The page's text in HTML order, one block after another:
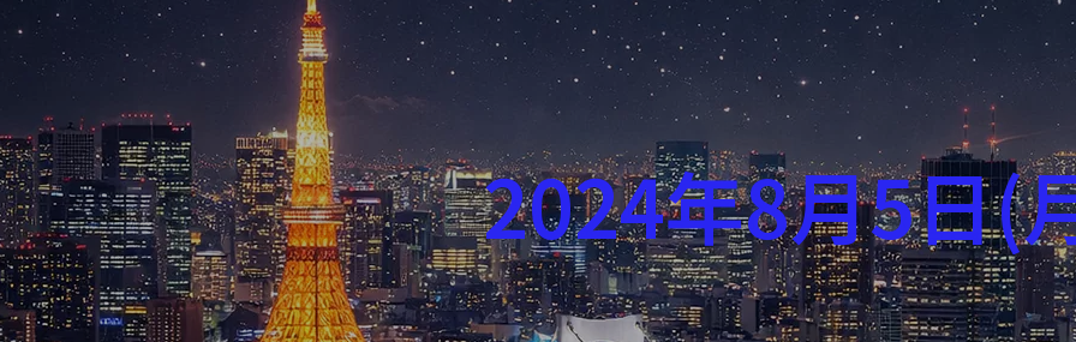
運命予報占いとは あなたの所属部屋を探そう！ 最恐の相性占い
記事カテゴリー
ブログ お知らせ 芸能界
2024年8月5日(